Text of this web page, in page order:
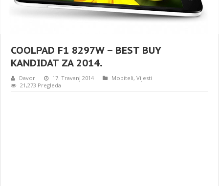
COOLPAD F1 8297W – BEST BUY
KANDIDAT ZA 2014.
Davor 17. Travanj 2014 Mobiteli,Vijesti
21,273 Pregleda